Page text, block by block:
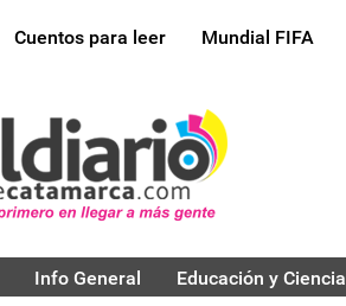
Cuentos para leer Mundial FIFA
Info General Educación y Ciencia